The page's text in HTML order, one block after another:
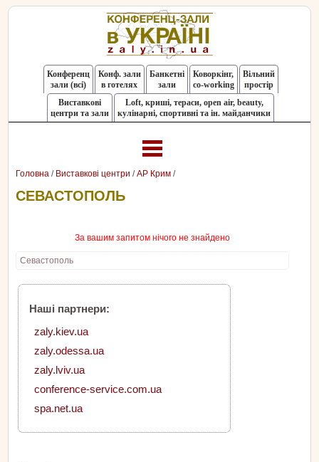
Конференц
зали (всі)
Конф. зали
в готелях
Банкетні
зали
Коворкінг,
co-working
Вільний
простір
Виставкові
центри та зали
Loft, криші, тераси, оpen air, beauty,
кулінарні, спортивні та ін. майданчики
Головна / Виставкові центри /АР Крим /
СЕВАСТОПОЛЬ
За вашим запитом нічого не знайдено
Севастополь
Наші партнери:
zaly.kiev.ua
zaly.odessa.ua
zaly.lviv.ua
conference-service.com.ua
spa.net.ua